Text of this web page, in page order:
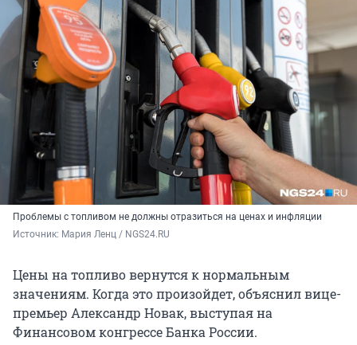
Проблемы с топливом не должны отразиться на ценах и инфляции
Источник: Мария Ленц / NGS24.RU
Цены на топливо вернутся к нормальным
значениям. Когда это произойдет, объяснил вице-
премьер Александр Новак, выступая на
Финансовом конгрессе Банка России.